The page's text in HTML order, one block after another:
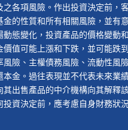
各項風險。作出投資決定前，
的性質和所有相關風險，並有
態變化，投資產品的價格變動
值可能上漲和下跌，並可能跌
險、主權債務風險、流動性風
金。過往表現並不代表未來業
出售產品的中介機構向其解釋
資決定前，應考慮自身財務狀